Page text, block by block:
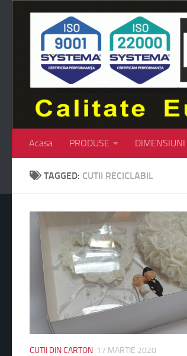
Skip to content
Acasa PRODUSE DIMENSIUNI
TAGGED: CUTII RECICLABIL
CUTII DIN CARTON 17 MARTIE 2020